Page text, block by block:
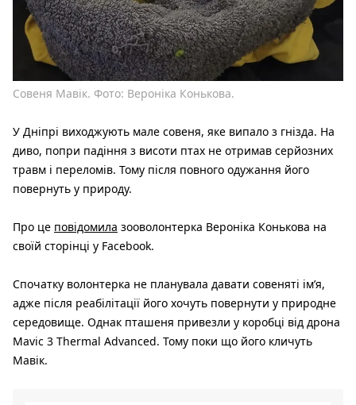
Совеня Мавік. Фото: Вероніка Конькова.
У Дніпрі виходжують мале совеня, яке випало з гнізда. На
диво, попри падіння з висоти птах не отримав серйозних
травм і переломів. Тому після повного одужання його
повернуть у природу.
Про це повідомила зооволонтерка Вероніка Конькова на
своїй сторінці у Facebook.
Спочатку волонтерка не планувала давати совеняті ім’я,
адже після реабілітації його хочуть повернути у природне
середовище. Однак пташеня привезли у коробці від дрона
Mavic 3 Thermal Advanced. Тому поки що його кличуть
Мавік.